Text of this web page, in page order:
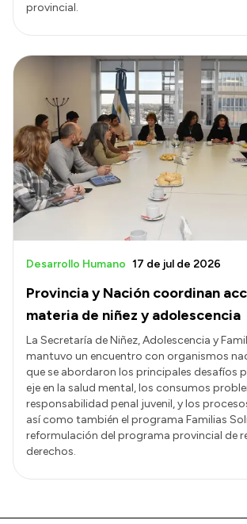
provincial.
Provincia y Nación coordinan
materia de niñez y adolescencia
Desarrollo Humano 17 de jul de 2026
La Secretaría de Niñez, Adolescencia y
mantuvo un encuentro con organismos
que se abordaron los principales desafíos
eje en la salud mental, los consumos
responsabilidad penal juvenil, y los
así como también el programa Familias
reformulación del programa provincial de
derechos.